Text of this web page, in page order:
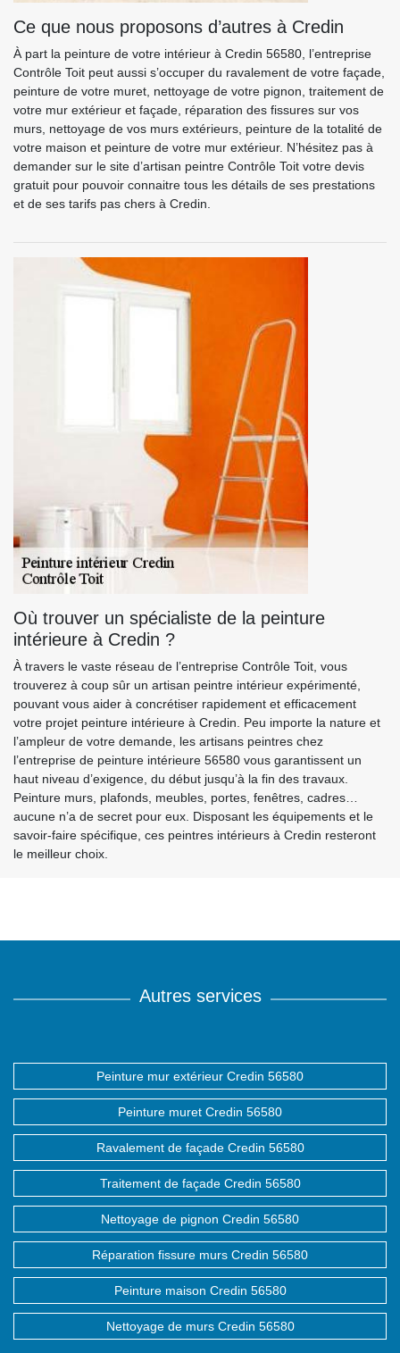
Ce que nous proposons d’autres à Credin
À part la peinture de votre intérieur à Credin 56580, l’entreprise
Contrôle Toit peut aussi s’occuper du ravalement de votre façade,
peinture de votre muret, nettoyage de votre pignon, traitement de
votre mur extérieur et façade, réparation des fissures sur vos
murs, nettoyage de vos murs extérieurs, peinture de la totalité de
votre maison et peinture de votre mur extérieur. N’hésitez pas à
demander sur le site d’artisan peintre Contrôle Toit votre devis
gratuit pour pouvoir connaitre tous les détails de ses prestations
et de ses tarifs pas chers à Credin.
Où trouver un spécialiste de la peinture
intérieure à Credin ?
À travers le vaste réseau de l’entreprise Contrôle Toit, vous
trouverez à coup sûr un artisan peintre intérieur expérimenté,
pouvant vous aider à concrétiser rapidement et efficacement
votre projet peinture intérieure à Credin. Peu importe la nature et
l’ampleur de votre demande, les artisans peintres chez
l’entreprise de peinture intérieure 56580 vous garantissent un
haut niveau d’exigence, du début jusqu’à la fin des travaux.
Peinture murs, plafonds, meubles, portes, fenêtres, cadres…
aucune n’a de secret pour eux. Disposant les équipements et le
savoir-faire spécifique, ces peintres intérieurs à Credin resteront
le meilleur choix.
Autres services
Peinture mur extérieur Credin 56580
Peinture muret Credin 56580
Ravalement de façade Credin 56580
Traitement de façade Credin 56580
Nettoyage de pignon Credin 56580
Réparation fissure murs Credin 56580
Peinture maison Credin 56580
Nettoyage de murs Credin 56580